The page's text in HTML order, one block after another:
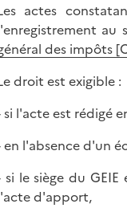
actes
au
des impôts
droit est exigible :
si l'acte est rédigé
en l'absence d'un
si le siège du
d'apport,